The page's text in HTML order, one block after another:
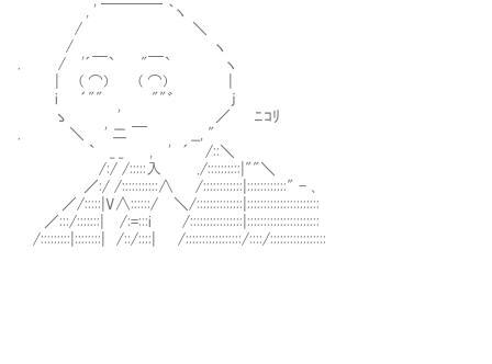
, ' ￣￣￣￣ ｀ヽ
/ ＼
/ ヽ
. / '´￣` "￣` ヽ
| ( ⌒) ( ⌒) |
i ´"" ""゛ j
ゝ ' ／ ﾆｺﾘ
. ＼ ' 二 ￣ __, "
` _ _ , ' ´ /::＼
/:/ /:::::入 ./::::::::::|""＼
／:/ /:::::::::::∧ /::::::::::::|::::::::::::" - ､
／/:::::|V∧::::::/ ＼/::::::::::::::|::::::::::::::::::::::
／:::/:::::::| /:=:::i /::::::::::::::::|::::::::::::::::::::::
/:::::::::|::::::::| /::/::::| /:::::::::::::::::/::::/:::::::::::::::::